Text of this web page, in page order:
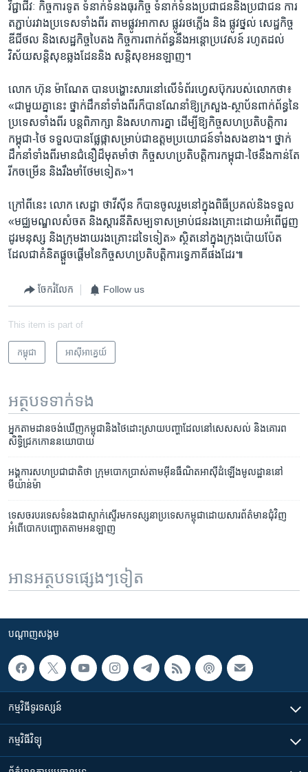
វិជ្ជា​ជីវៈ ​កិច្ច​ការទូត​ ទំនាក់​ទំនង​ធុរកិច្ច​ ទំនាក់​ទំនង​ប្រជាជន​និង​ប្រជាជន​ ការ​
ត​ភ្ជាប់​រវាង​ប្រទេស​ទាំង​ពីរ​ តាម​ផ្លូវ​អាកាស​ ផ្លូវ​រថភ្លើង ​និង​ ផ្លូវ​ថ្នល់​ សេដ្ឋកិច្ច​
ឌីជីថល​ និង​សេដ្ឋកិច្ច​បៃតង​ កិច្ចការ​ពាក់​ព័ន្ធ​នឹង​អន្តោ​ប្រវេសន៍​ រហូត​ដល់​
វិស័យ​សន្តិសុខ​ឆ្លង​ដែន​និង ​សន្តិសុខ​អនឡាញ។
លោក​ ហ៊ុន ម៉ាណែត ​បាន​បង្ហោះ​សារ​នៅ​លើ​ទំព័រ​ហ្វេសប៊ុក​របស់​លោក​ថា៖
«ជាមួយ​គ្នា​នេះ​ ថ្នាក់​ដឹក​នាំ​ទាំង​ពីរ​ក៏​បាន​ណែនាំ​ឱ្យ​ក្រសួង-ស្ថាប័ន​ពាក់ព័ន្ធ​នៃ​
ប្រទេស​ទាំង​ពីរ​ បន្ត​ពិភាក្សា ​និង​សហការ​គ្នា​ ដើម្បី​ឱ្យ​កិច្ចសហ​ប្រតិបត្តិ​ការ​
កម្ពុជា-ថៃ ​ទទួល​បាន​ផ្លែ​ផ្កា​សម្រាប់​ជា​ឧត្តម​ប្រយោជន៍​ទាំង​សង​ខាង។​ ថ្នាក់​
ដឹក​នាំ​ទាំង​ពីរ​មាន​ជំនឿ​ដ៏​មុត​មាំ​ថា​ កិច្ចសហ​ប្រតិបត្តិ​ការ​កម្ពុជា-ថៃ​នឹង​កាន់​តែ​
រីក​ចម្រើន ​និង​រឹងមាំ​ថែម​ទៀត»។​
ក្រៅ​ពី​នេះ​ លោក​ សេដ្ឋា ថាវីស៊ីន ​ក៏​បាន​ចូល​រួម​នៅ​ក្នុង​ពិធី​ប្រគល់​និង​ទទួល​
«មជ្ឈមណ្ឌល​សំចត​ និង​ស្តារ​នីតិសម្បទា​សម្រាប់​ជន​រង​គ្រោះ​ដោយ​អំពើ​ជួញ​
ដូរ​មនុស្ស ​និង​ក្រុម​ងាយ​រង​គ្រោះ​ដ​ទៃ​ទៀត»​ ស្ថិត​នៅ​ក្នុង​ក្រុង​ប៉ោយប៉ែត ​
ដែល​ជា​គំនិត​ផ្តួច​ផ្តើម​នៃ​កិច្ច​សហ​ប្រតិបត្តិ​ការ​ទ្វេ​ភាគី​ផង​ដែរ៕
ចែករំលែក Follow us
This item is part of
កម្ពុជា អាស៊ី​អាគ្នេយ៍
អត្ថបទ​ទាក់ទង
អ្នកតាមដាន​ចង់​ឃើញ​កម្ពុជា​និង​ថៃ​ដោះស្រាយ​បញ្ហា​ដែល​នៅ​សេសសល់ និង​គោរព​
សិទ្ធិ​ជ្រកកោន​នយោបាយ
អង្គការ​សហប្រជាជាតិ​ថា ក្រុម​បោក​ប្រាស់​តាម​អ៊ីនធឺណិត​អាស៊ី​ដំឡើង​មូលដ្ឋាន​នៅ​
មីយ៉ាន់ម៉ា
ទេសចរ​បរទេស​ទំនង​ជា​ស្ទាក់សើ្ទរ​មក​ទស្សនា​ប្រទេស​កម្ពុជា​ដោយសារ​ព័ត៌មាន​ជុំវិញ​
អំពើ​បោក​បញ្ឆោត​តាមអនឡាញ
អានអត្ថបទផ្សេងៗទៀត
បណ្តាញ​សង្គម
កម្មវិធី​ទូរទស្សន៍
កម្មវិធី​វិទ្យុ